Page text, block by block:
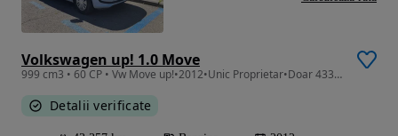
Volkswagen up! 1.0 Move
999 cm3 • 60 CP • Vw Move up!•2012•Unic Proprietar•Doar 43353 km REALI (ca noua)•City Br
Detalii verificate